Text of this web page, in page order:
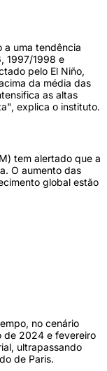
a uma tendência
1997/1998 e
pelo El Niño,
da média das
as altas
explica o instituto.
tem alertado que a
O aumento das
global estão
no cenário
de 2024 e fevereiro
ultrapassando
de Paris.